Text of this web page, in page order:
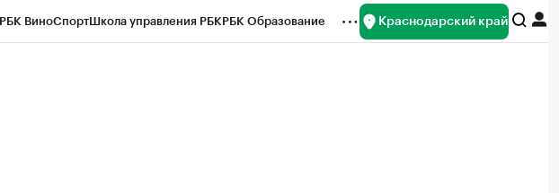
РБК ВиноСпортШкола управления РБКРБК Образование Краснодарский край